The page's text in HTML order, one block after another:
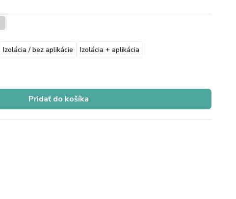
Izolácia / bez aplikácie Izolácia + aplikácia
Pridať do košíka